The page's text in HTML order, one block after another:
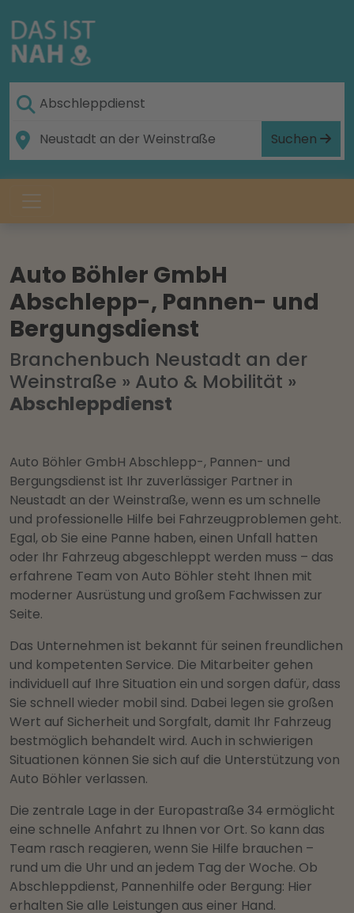
Suchen
Auto Böhler GmbH
Abschlepp-, Pannen- und
Bergungsdienst
Branchenbuch Neustadt an der
Weinstraße » Auto & Mobilität »
Abschleppdienst
Auto Böhler GmbH Abschlepp-, Pannen- und
Bergungsdienst ist Ihr zuverlässiger Partner in
Neustadt an der Weinstraße, wenn es um schnelle
und professionelle Hilfe bei Fahrzeugproblemen geht.
Egal, ob Sie eine Panne haben, einen Unfall hatten
oder Ihr Fahrzeug abgeschleppt werden muss – das
erfahrene Team von Auto Böhler steht Ihnen mit
moderner Ausrüstung und großem Fachwissen zur
Seite.
Das Unternehmen ist bekannt für seinen freundlichen
und kompetenten Service. Die Mitarbeiter gehen
individuell auf Ihre Situation ein und sorgen dafür, dass
Sie schnell wieder mobil sind. Dabei legen sie großen
Wert auf Sicherheit und Sorgfalt, damit Ihr Fahrzeug
bestmöglich behandelt wird. Auch in schwierigen
Situationen können Sie sich auf die Unterstützung von
Auto Böhler verlassen.
Die zentrale Lage in der Europastraße 34 ermöglicht
eine schnelle Anfahrt zu Ihnen vor Ort. So kann das
Team rasch reagieren, wenn Sie Hilfe brauchen –
rund um die Uhr und an jedem Tag der Woche. Ob
Abschleppdienst, Pannenhilfe oder Bergung: Hier
erhalten Sie alle Leistungen aus einer Hand.